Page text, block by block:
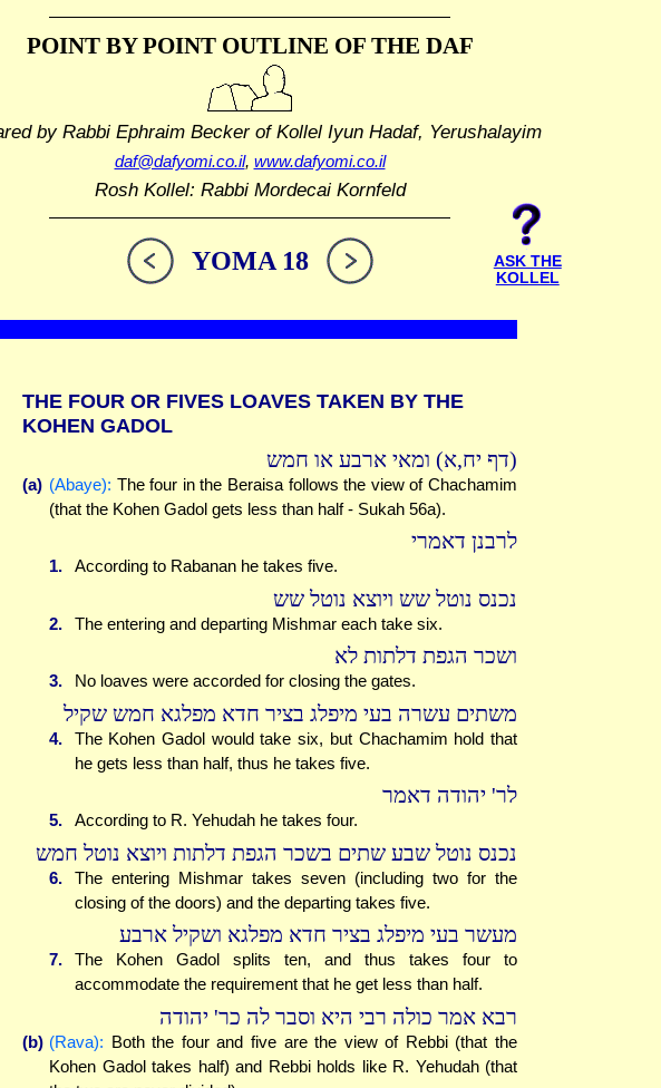
POINT BY POINT OUTLINE OF THE DAF
by Rabbi Ephraim Beckerof Kollel Iyun Hadaf, Yerushalayim
daf@dafyomi.co.il, www.dafyomi.co.il
Rosh Kollel: Rabbi Mordecai Kornfeld
YOMA 18
ASK THE
KOLLEL
THE FOUR OR FIVES LOAVES TAKEN BY THE
KOHEN GADOL
(דף יח,א) ומאי ארבע או חמש
(a) (Abaye): The four in the Beraisa follows the view of Chachamim
(that the Kohen Gadol gets less than half - Sukah 56a).
לרבנן דאמרי
1. According to Rabanan he takes five.
נכנס נוטל שש ויוצא נוטל שש
2. The entering and departing Mishmar each take six.
ושכר הגפת דלתות לא
3. No loaves were accorded for closing the gates.
משתים עשרה בעי מיפלג בציר חדא מפלגא חמש שקיל
4.
The Kohen Gadol would take six, but Chachamim hold that
he gets less than half, thus he takes five.
לר' יהודה דאמר
5. According to R. Yehudah he takes four.
נכנס נוטל שבע שתים בשכר הגפת דלתות ויוצא נוטל חמש
6.
The entering Mishmar takes seven (including two for the
closing of the doors) and the departing takes five.
מעשר בעי מיפלג בציר חדא מפלגא ושקיל ארבע
7.
The Kohen Gadol splits ten, and thus takes four to
accommodate the requirement that he get less than half.
רבא אמר כולה רבי היא וסבר לה כר' יהודה
(b) (Rava): Both the four and five are the view of Rebbi (that the
Kohen Gadol takes half) and Rebbi holds like R. Yehudah (that